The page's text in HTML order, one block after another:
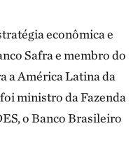
econômica e
Safra e membro do
a América Latina da
ministro da Fazenda
o Banco Brasileiro